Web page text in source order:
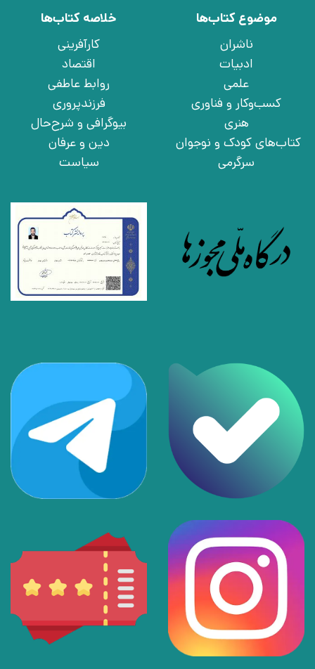
موضوع کتاب‌ها
ناشران
ادبیات
علمی
کسب‌وکار و فناوری
هنری
کتاب‌های کودک و نوجوان
سرگرمی
خلاصه کتاب‌ها
کارآفرینی
اقتصاد
روابط عاطفی
فرزندپروری
بیوگرافی و شرح‌حال
دین و عرفان
سیاست